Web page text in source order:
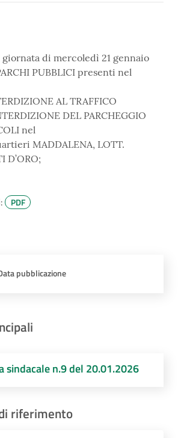
giornata di mercoledì 21 gennaio
PUBBLICI presenti nel
AL TRAFFICO
DEL PARCHEGGIO
nel
MADDALENA, LOTT.
D’ORO;
: PDF
pubblicazione
sindacale n.9 del 20.01.2026
riferimento